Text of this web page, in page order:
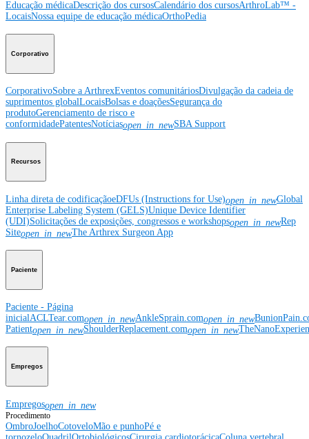
Educação médicaDescrição dos cursosCalendário dos cursosArthroLab™ -
LocaisNossa equipe de educação médicaOrthoPedia
Corporativo
CorporativoSobre a ArthrexEventos comunitáriosDivulgação da cadeia de
suprimentos globalLocaisBolsas e doaçõesSegurança do
produtoGerenciamento de risco e
conformidadePatentesNotíciasopen_in_newSBA Support
Recursos
Linha direta de codificaçãoeDFUs (Instructions for Use)open_in_newGlobal
Enterprise Labeling System (GELS)Unique Device Identifier
(UDI)Solicitações de exposições, congressos e workshopsopen_in_newRep
Siteopen_in_newThe Arthrex Surgeon App
Paciente
Paciente - Página
inicialACLTear.comopen_in_newAnkleSprain.comopen_in_new
Patientopen_in_newShoulderReplacement.comopen_in_new
Empregos
Empregosopen_in_new
Procedimento
OmbroJoelhoCotoveloMão e punhoPé e